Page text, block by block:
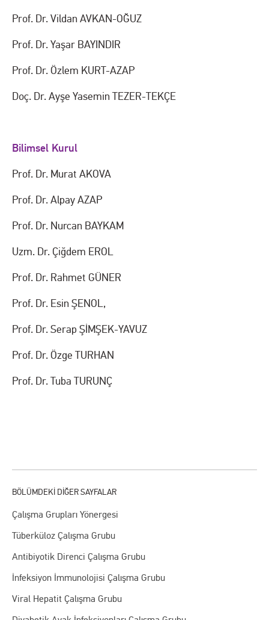
Çalışma Grupları Yönergesi
Tüberküloz Çalışma Grubu
Antibiyotik Direnci Çalışma Grubu
İnfeksiyon İmmunolojisi Çalışma Grubu
Viral Hepatit Çalışma Grubu
Prof. Dr. Vildan AVKAN-OĞUZ
Prof. Dr. Yaşar BAYINDIR
Prof. Dr. Özlem KURT-AZAP
Doç. Dr. Ayşe Yasemin TEZER-TEKÇE
Bilimsel Kurul
Prof. Dr. Murat AKOVA
Prof. Dr. Alpay AZAP
Prof. Dr. Nurcan BAYKAM
Uzm. Dr. Çiğdem EROL
Prof. Dr. Rahmet GÜNER
Prof. Dr. Esin ŞENOL,
Prof. Dr. Serap ŞİMŞEK-YAVUZ
Prof. Dr. Özge TURHAN
Prof. Dr. Tuba TURUNÇ